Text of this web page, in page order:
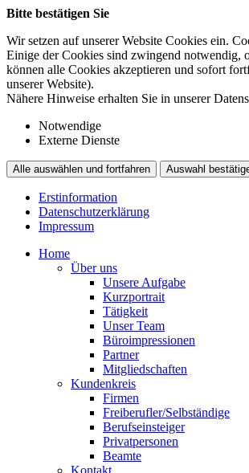
Bitte bestätigen Sie
Wir setzen auf unserer Website Cookies ein.
Einige der Cookies sind zwingend notwendig,
können alle Cookies akzeptieren und sofort
unserer Website).
Nähere Hinweise erhalten Sie in unserer
Notwendige
Externe Dienste
Alle auswählen und fortfahren Auswahl
Erstinformation
Datenschutzerklärung
Impressum
Home
Über uns
Unsere Aufgabe
Kurzportrait
Tätigkeit
Unser Team
Büroimpressionen
Partner
Mitgliedschaften
Kundenkreis
Firmen
Freiberufler/Selbständige
Berufseinsteiger
Privatpersonen
Beamte
Kontakt